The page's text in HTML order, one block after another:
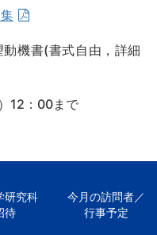
機書(書式自由，詳細
12：00まで
研究科
待
今月の訪問者／
行事予定